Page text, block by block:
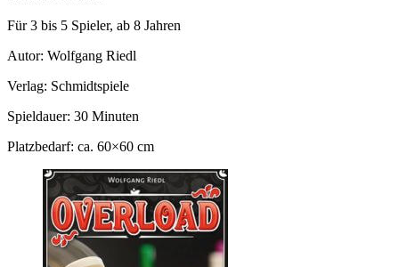
Für 3 bis 5 Spieler, ab 8 Jahren
Autor: Wolfgang Riedl
Verlag: Schmidtspiele
Spieldauer: 30 Minuten
Platzbedarf: ca. 60×60 cm